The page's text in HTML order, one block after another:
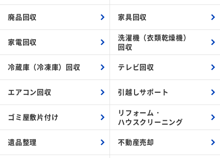
廃品回収 家具回収
家電回収
洗濯機（衣類乾燥機）
回収
冷蔵庫（冷凍庫）回収 テレビ回収
エアコン回収 引越しサポート
ゴミ屋敷片付け
リフォーム・
ハウスクリーニング
遺品整理 不動産売却